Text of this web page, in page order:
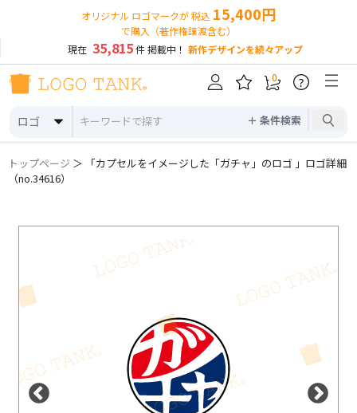
オリジナル ロゴマークが 税込 15,400円
で購入（著作権譲渡含む）
現在 35,815件 掲載中！ 新作デザインを続々アップ
ロゴ ＋ 条件検索
0 ?
トップページ ＞ 「カプセルをイメージした「ガチャ」のロゴ 」ロゴ詳細
（no.34616）